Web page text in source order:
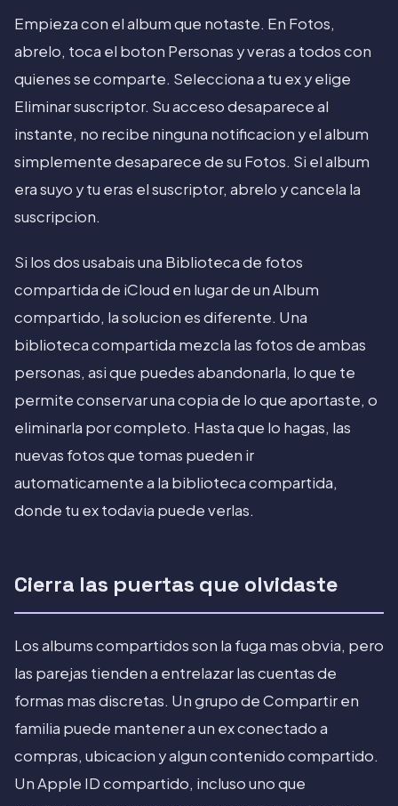
Empieza con el album que notaste. En Fotos,
abrelo, toca el boton Personas y veras a todos con
quienes se comparte. Selecciona a tu ex y elige
Eliminar suscriptor. Su acceso desaparece al
instante, no recibe ninguna notificacion y el album
simplemente desaparece de su Fotos. Si el album
era suyo y tu eras el suscriptor, abrelo y cancela la
suscripcion.
Si los dos usabais una Biblioteca de fotos
compartida de iCloud en lugar de un Album
compartido, la solucion es diferente. Una
biblioteca compartida mezcla las fotos de ambas
personas, asi que puedes abandonarla, lo que te
permite conservar una copia de lo que aportaste, o
eliminarla por completo. Hasta que lo hagas, las
nuevas fotos que tomas pueden ir
automaticamente a la biblioteca compartida,
donde tu ex todavia puede verlas.
Cierra las puertas que olvidaste
Los albums compartidos son la fuga mas obvia, pero
las parejas tienden a entrelazar las cuentas de
formas mas discretas. Un grupo de Compartir en
familia puede mantener a un ex conectado a
compras, ubicacion y algun contenido compartido.
Un Apple ID compartido, incluso uno que